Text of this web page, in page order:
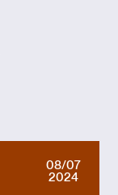
08/07
2024